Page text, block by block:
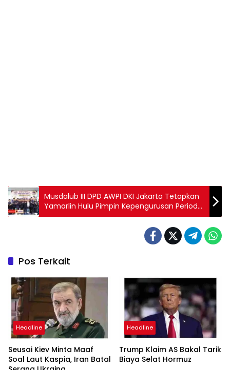
Musdalub III DPD AWPI DKI Jakarta Tetapkan
Yamarlin Hulu Pimpin Kepengurusan Periode
2026–2031
Pos Terkait
Headline
Seusai Kiev Minta Maaf
Soal Laut Kaspia, Iran Batal
Headline
Trump Klaim AS Bakal Tarik
Biaya Selat Hormuz